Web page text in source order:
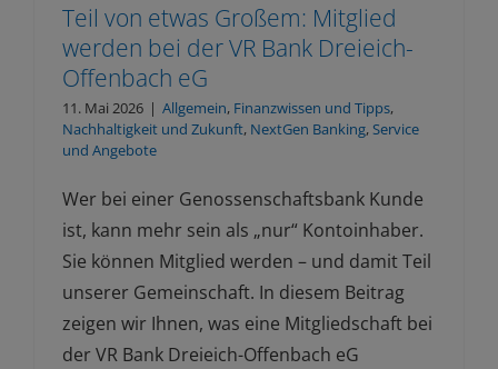
Teil von etwas Großem: Mitglied
werden bei der VR Bank Dreieich-
Offenbach eG
11. Mai 2026 | Allgemein, Finanzwissen und Tipps,
Nachhaltigkeit und Zukunft, NextGen Banking,Service
und Angebote
Wer bei einer Genossenschaftsbank Kunde
ist, kann mehr sein als „nur“ Kontoinhaber.
Sie können Mitglied werden – und damit Teil
unserer Gemeinschaft. In diesem Beitrag
zeigen wir Ihnen, was eine Mitgliedschaft bei
der VR Bank Dreieich-Offenbach eG